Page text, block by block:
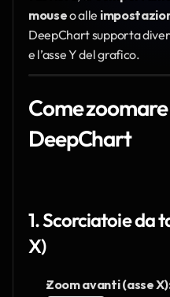
mouse o alle
DeepChart supporta
e l’asse Y del grafico.
Come
DeepChart
1. Scorciatoie da
X)
Zoom avanti (asse